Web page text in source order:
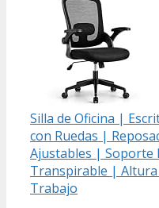
Silla de Oficina |
con Ruedas |
Ajustables | Soporte
Transpirable | Altura
Trabajo